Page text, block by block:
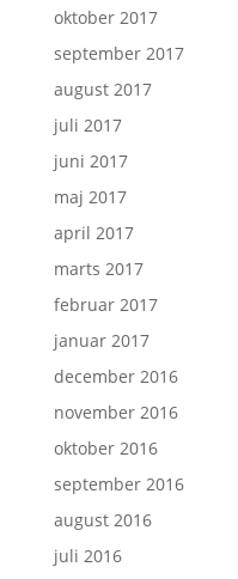
oktober 2017
september 2017
august 2017
juli 2017
juni 2017
maj 2017
april 2017
marts 2017
februar 2017
januar 2017
december 2016
november 2016
oktober 2016
september 2016
august 2016
juli 2016